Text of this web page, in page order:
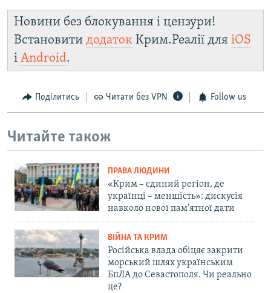
Новини без блокування і цензури!
Встановити додаток Крим.Реалії для iOS
і Android.
Поділитись Читати без VPN Follow us
Читайте також
ПРАВА ЛЮДИНИ
«Крим – єдиний регіон, де
українці – меншість»: дискусія
навколо нової пам'ятної дати
ВІЙНА ТА КРИМ
Російська влада обіцяє закрити
морський шлях українським
БпЛА до Севастополя. Чи реально
це?